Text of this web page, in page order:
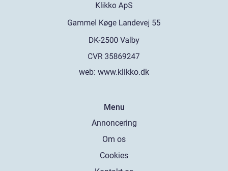
web: www.klikko.dk
Menu
Annoncering
Om os
Cookies